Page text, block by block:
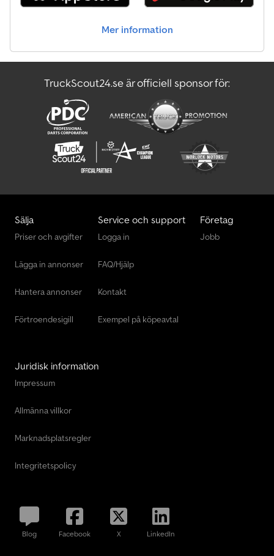
Mer information
TruckScout24.se är officiell sponsor för:
Sälja
Priser och avgifter
Lägga in annonser
Hantera annonser
Förtroendesigill
Service och support
Logga in
FAQ/Hjälp
Kontakt
Exempel på köpeavtal
Företag
Jobb
Juridisk information
Impressum
Allmänna villkor
Marknadsplatsregler
Integritetspolicy
Blog Facebook X LinkedIn